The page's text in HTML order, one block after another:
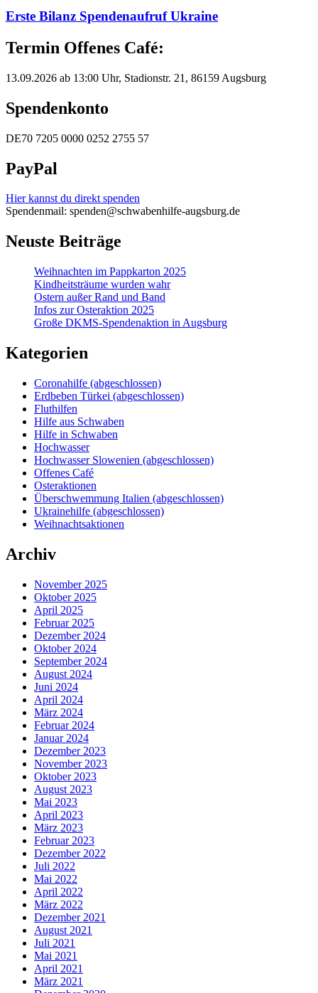
Erste Bilanz Spendenaufruf Ukraine
Termin Offenes Café:
13.09.2026 ab 13:00 Uhr, Stadionstr. 21, 86159 Augsburg
Spendenkonto
DE70 7205 0000 0252 2755 57
PayPal
Hier kannst du direkt spenden
Spendenmail: spenden@schwabenhilfe-augsburg.de
Neuste Beiträge
Weihnachten im Pappkarton 2025
Kindheitsträume wurden wahr
Ostern außer Rand und Band
Infos zur Osteraktion 2025
Große DKMS-Spendenaktion in Augsburg
Kategorien
Coronahilfe (abgeschlossen)
Erdbeben Türkei (abgeschlossen)
Fluthilfen
Hilfe aus Schwaben
Hilfe in Schwaben
Hochwasser
Hochwasser Slowenien (abgeschlossen)
Offenes Café
Osteraktionen
Überschwemmung Italien (abgeschlossen)
Ukrainehilfe (abgeschlossen)
Weihnachtsaktionen
Archiv
November 2025
Oktober 2025
April 2025
Februar 2025
Dezember 2024
Oktober 2024
September 2024
August 2024
Juni 2024
April 2024
März 2024
Februar 2024
Januar 2024
Dezember 2023
November 2023
Oktober 2023
August 2023
Mai 2023
April 2023
März 2023
Februar 2023
Dezember 2022
Juli 2022
Mai 2022
April 2022
März 2022
Dezember 2021
August 2021
Juli 2021
Mai 2021
April 2021
März 2021